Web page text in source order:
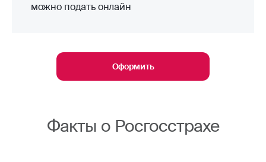
можно подать онлайн
Оформить
Факты о Росгосстрахе